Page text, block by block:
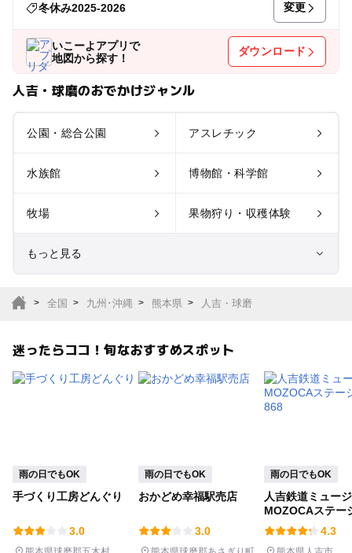
冬休み2025-2026 変更
いこーよアプリで
地図から探す！
ダウンロード
人吉・球磨のおでかけジャンル
公園・総合公園 アスレチック
水族館 博物館・科学館
牧場 果物狩り・収穫体験
もっと見る
サファリパーク
植物園・フラワーパー
ク
釣り
潮干狩り 社会見学
全国 九州･沖縄 熊本県 人吉・球磨
迷ったらココ！旬なおすすめスポット
雨の日でもOK
手づくり工房どんぐり
3.0
雨の日でもOK
おかどめ幸福駅売店
3.0
雨の日でもOK
人吉鉄道ミュー
MOZOCAステー
868
4.3